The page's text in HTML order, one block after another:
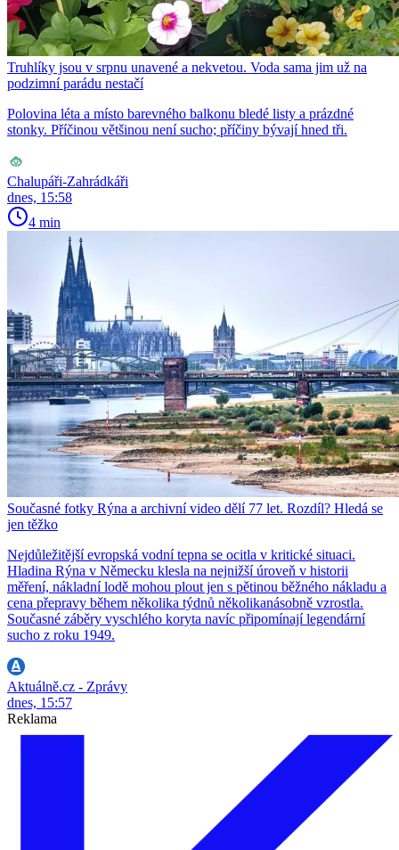
Truhlíky jsou v srpnu unavené a nekvetou. Voda sama jim už na
podzimní parádu nestačí
Polovina léta a místo barevného balkonu bledé listy a prázdné
stonky. Příčinou většinou není sucho; příčiny bývají hned tři.
Chalupáři-Zahrádkáři
dnes, 15:58
4 min
Současné fotky Rýna a archivní video dělí 77 let. Rozdíl? Hledá se
jen těžko
Nejdůležitější evropská vodní tepna se ocitla v kritické situaci.
Hladina Rýna v Německu klesla na nejnižší úroveň v historii
měření, nákladní lodě mohou plout jen s pětinou běžného nákladu a
cena přepravy během několika týdnů několikanásobně vzrostla.
Současné záběry vyschlého koryta navíc připomínají legendární
sucho z roku 1949.
Aktuálně.cz - Zprávy
dnes, 15:57
Reklama